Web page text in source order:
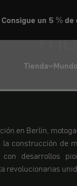
Consigue un 5 %
Tienda
en Berlín,
la construcción de
desarrollos
revolucionarias